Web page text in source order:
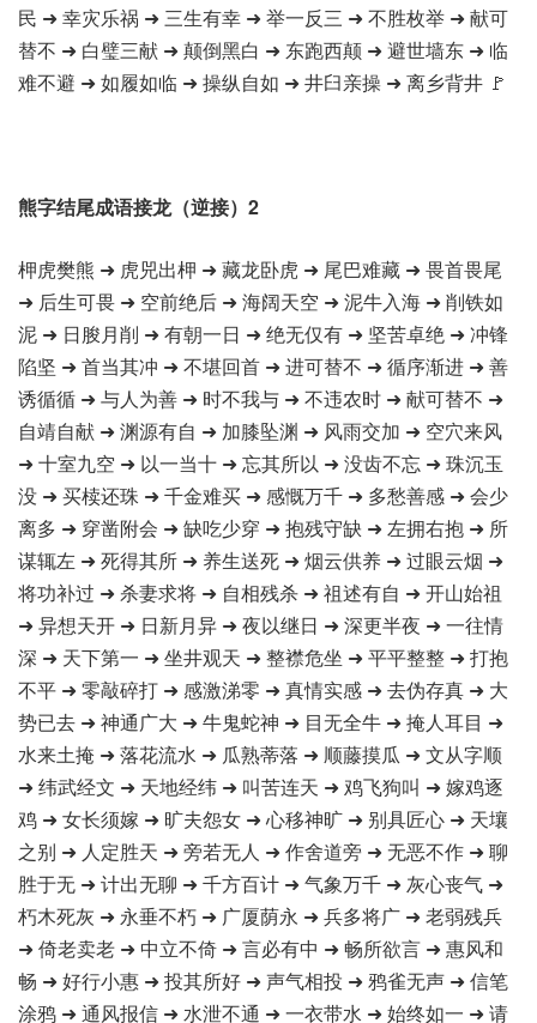
民 ➜ 幸灾乐祸 ➜ 三生有幸 ➜ 举一反三 ➜ 不胜枚举 ➜ 献可
替不 ➜ 白璧三献 ➜ 颠倒黑白 ➜ 东跑西颠 ➜ 避世墙东 ➜ 临
难不避 ➜ 如履如临 ➜ 操纵自如 ➜ 井臼亲操 ➜ 离乡背井 🚩
熊字结尾成语接龙（逆接）2
柙虎樊熊 ➜ 虎兕出柙 ➜ 藏龙卧虎 ➜ 尾巴难藏 ➜ 畏首畏尾
➜ 后生可畏 ➜ 空前绝后 ➜ 海阔天空 ➜ 泥牛入海 ➜ 削铁如
泥 ➜ 日朘月削 ➜ 有朝一日 ➜ 绝无仅有 ➜ 坚苦卓绝 ➜ 冲锋
陷坚 ➜ 首当其冲 ➜ 不堪回首 ➜ 进可替不 ➜ 循序渐进 ➜ 善
诱循循 ➜ 与人为善 ➜ 时不我与 ➜ 不违农时 ➜ 献可替不 ➜
自靖自献 ➜ 渊源有自 ➜ 加膝坠渊 ➜ 风雨交加 ➜ 空穴来风
➜ 十室九空 ➜ 以一当十 ➜ 忘其所以 ➜ 没齿不忘 ➜ 珠沉玉
没 ➜ 买椟还珠 ➜ 千金难买 ➜ 感慨万千 ➜ 多愁善感 ➜ 会少
离多 ➜ 穿凿附会 ➜ 缺吃少穿 ➜ 抱残守缺 ➜ 左拥右抱 ➜ 所
谋辄左 ➜ 死得其所 ➜ 养生送死 ➜ 烟云供养 ➜ 过眼云烟 ➜
将功补过 ➜ 杀妻求将 ➜ 自相残杀 ➜ 祖述有自 ➜ 开山始祖
➜ 异想天开 ➜ 日新月异 ➜ 夜以继日 ➜ 深更半夜 ➜ 一往情
深 ➜ 天下第一 ➜ 坐井观天 ➜ 整襟危坐 ➜ 平平整整 ➜ 打抱
不平 ➜ 零敲碎打 ➜ 感激涕零 ➜ 真情实感 ➜ 去伪存真 ➜ 大
势已去 ➜ 神通广大 ➜ 牛鬼蛇神 ➜ 目无全牛 ➜ 掩人耳目 ➜
水来土掩 ➜ 落花流水 ➜ 瓜熟蒂落 ➜ 顺藤摸瓜 ➜ 文从字顺
➜ 纬武经文 ➜ 天地经纬 ➜ 叫苦连天 ➜ 鸡飞狗叫 ➜ 嫁鸡逐
鸡 ➜ 女长须嫁 ➜ 旷夫怨女 ➜ 心移神旷 ➜ 别具匠心 ➜ 天壤
之别 ➜ 人定胜天 ➜ 旁若无人 ➜ 作舍道旁 ➜ 无恶不作 ➜ 聊
胜于无 ➜ 计出无聊 ➜ 千方百计 ➜ 气象万千 ➜ 灰心丧气 ➜
朽木死灰 ➜ 永垂不朽 ➜ 广厦荫永 ➜ 兵多将广 ➜ 老弱残兵
➜ 倚老卖老 ➜ 中立不倚 ➜ 言必有中 ➜ 畅所欲言 ➜ 惠风和
畅 ➜ 好行小惠 ➜ 投其所好 ➜ 声气相投 ➜ 鸦雀无声 ➜ 信笔
涂鸦 ➜ 通风报信 ➜ 水泄不通 ➜ 一衣带水 ➜ 始终如一 ➜ 请